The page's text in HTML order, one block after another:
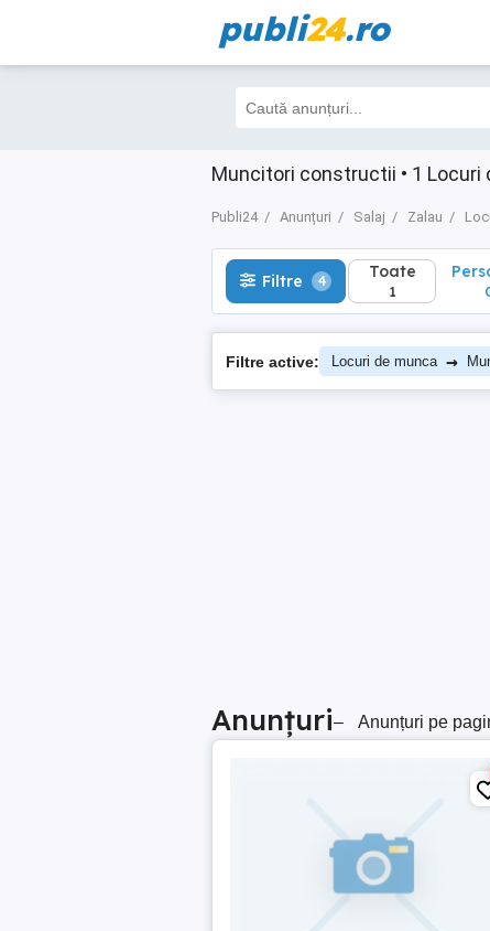
publi24.ro
Muncitori constructii • 1 Locuri
Publi24 Anunțuri Salaj Zalau
Filtre 4 Toate
1
Filtre 4 Toate
1
Filtre active: Locuri de munca →
Anunțuri– Anunțuri pe